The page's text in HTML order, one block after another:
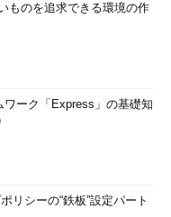
ものを追求できる環境の作
ワーク「Express」の基礎知
リシーの“鉄板”設定パート